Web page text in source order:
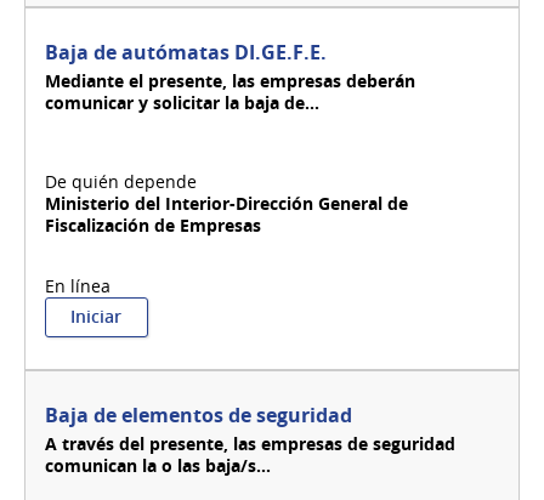
Baja de autómatas DI.GE.F.E.
Mediante el presente, las empresas deberán
comunicar y solicitar la baja de...
Ministerio del Interior-Dirección General de
Fiscalización de Empresas
Iniciar:
Baja
DI.GE.F.E.
Baja de elementos de seguridad
A través del presente, las empresas de seguridad
comunican la o las baja/s...